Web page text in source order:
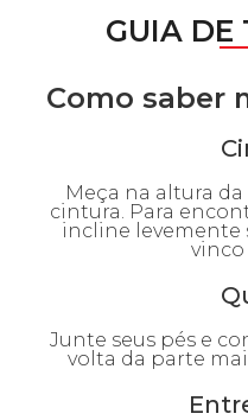
GUIA DE
Como saber
Meça na altura
cintura. Para
incline levemente
Junte seus pés e
volta da parte